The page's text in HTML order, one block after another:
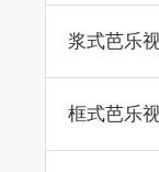
浆式芭乐
框式芭乐